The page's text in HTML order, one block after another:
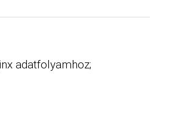
adatfolyamhoz;